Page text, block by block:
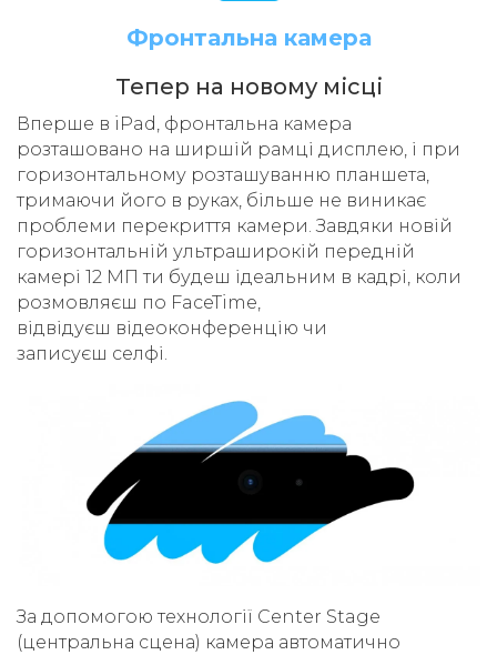
Фронтальна камера
Тепер на новому місці
Вперше в iPad, фронтальна камера
розташовано на ширшій рамці дисплею, і при
горизонтальному розташуванню планшета,
тримаючи його в руках, більше не виникає
проблеми перекриття камери. Завдяки новій
горизонтальній ультраширокій передній
камері 12 МП ти будеш ідеальним в кадрі, коли
розмовляєш по FaceTime,
відвідуєш відеоконференцію чи
записуєш селфі.
За допомогою технології Center Stage
(центральна сцена) камера автоматично